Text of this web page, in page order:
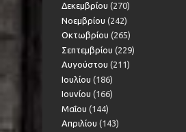
Δεκεμβρίου (270)
Νοεμβρίου (242)
Οκτωβρίου (265)
Σεπτεμβρίου (229)
Αυγούστου (211)
Ιουλίου (186)
Ιουνίου (166)
Μαΐου (144)
Απριλίου (143)